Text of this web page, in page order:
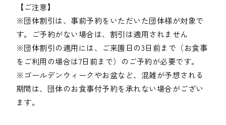
【ご注意】
※団体割引は、事前予約をいただいた団体様が対象で
す。ご予約がない場合は、割引は適用されません
※団体割引の適用には、ご来園日の3日前まで（お食事
をご利用の場合は7日前まで）のご予約が必要です。
※ゴールデンウィークやお盆など、混雑が予想される
期間は、団体のお食事付予約を承れない場合がござい
ます。